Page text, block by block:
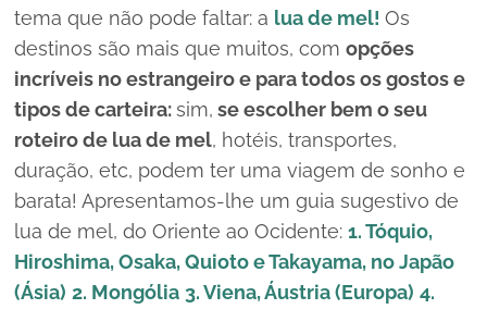
tema que não pode faltar: a lua de mel! Os
destinos são mais que muitos, com opções
incríveis no estrangeiro e para todos os gostos e
tipos de carteira:sim, se escolher bem o seu
roteiro de lua de mel, hotéis, transportes,
duração, etc, podem ter uma viagem de sonho e
barata! Apresentamos-lhe um guia sugestivo de
lua de mel, do Oriente ao Ocidente: 1. Tóquio,
Hiroshima, Osaka, Quioto e Takayama, no Japão
(Ásia) 2. Mongólia 3. Viena, Áustria (Europa) 4.